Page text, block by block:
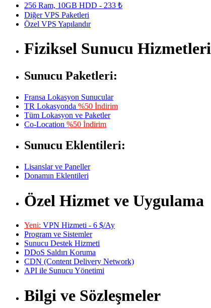
256 Ram, 10GB HDD - 233 ₺
Diğer VPS Paketleri
Özel VPS Yapılandır
Fiziksel Sunucu Hizmetleri
Sunucu Paketleri:
Fransa Lokasyon Sunucular
TR Lokasyonda %50 İndirim
Tüm Lokasyon ve Paketler
Co-Location %50 İndirim
Sunucu Eklentileri:
Lisanslar ve Paneller
Donamın Eklentileri
Özel Hizmet ve Uygulama
Yeni: VPN Hizmeti - 6 $/Ay
Program ve Sistemler
Sunucu Destek Hizmeti
DDoS Saldırı Koruma
CDN (Content Delivery Network)
API ile Sunucu Yönetimi
Bilgi ve Sözleşmeler